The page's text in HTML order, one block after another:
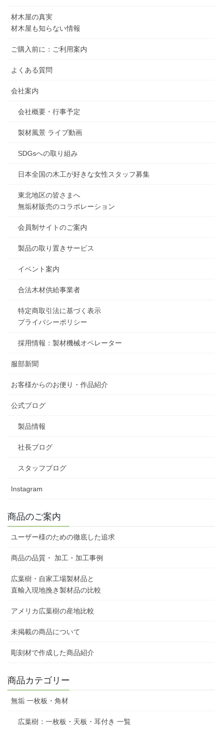
材木屋の真実
材木屋も知らない情報
ご購入前に：ご利用案内
よくある質問
会社案内
会社概要・行事予定
製材風景 ライブ動画
SDGsへの取り組み
日本全国の木工が好きな女性スタッフ募集
東北地区の皆さまへ
無垢材販売のコラボレーション
会員制サイトのご案内
製品の取り置きサービス
イベント案内
合法木材供給事業者
特定商取引法に基づく表示
プライバシーポリシー
採用情報：製材機械オペレーター
服部新聞
お客様からのお便り・作品紹介
公式ブログ
製品情報
社長ブログ
スタッフブログ
Instagram
商品のご案内
ユーザー様のための徹底した追求
商品の品質・ 加工・加工事例
広葉樹・自家工場製材品と
直輸入現地挽き製材品の比較
アメリカ広葉樹の産地比較
未掲載の商品について
彫刻材で作成した商品紹介
商品カテゴリー
無垢 一枚板・角材
広葉樹：一枚板・天板・耳付き 一覧